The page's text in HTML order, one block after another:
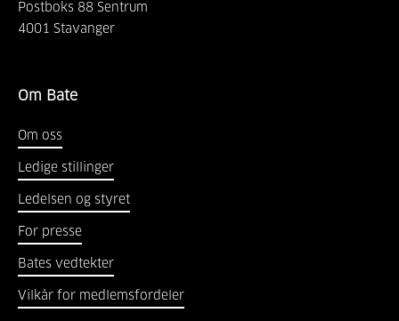
Postboks 88 Sentrum
4001 Stavanger
Om Bate
Om oss
Ledige stillinger
Ledelsen og styret
For presse
Bates vedtekter
Vilkår for medlemsfordeler